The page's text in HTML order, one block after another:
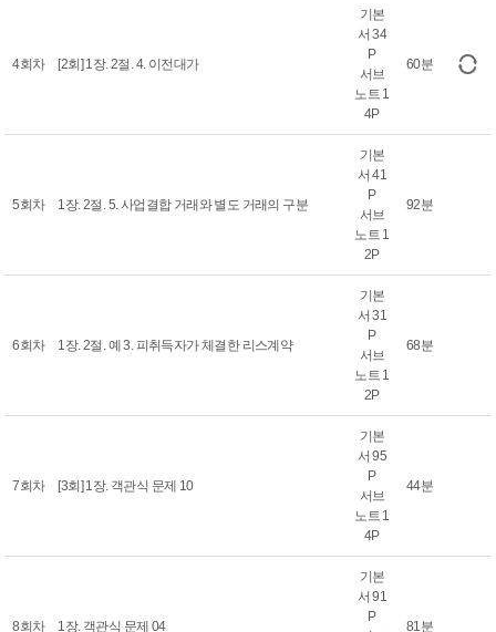
4회차 [2회] 1장. 2절. 4. 이전대가
기본
서 34
P
서브
노트 1
4P
60분
5회차 1장. 2절. 5. 사업결합 거래와 별도 거래의 구분
기본
서 41
P
서브
노트 1
2P
92분
6회차 1장. 2절. 예 3. 피취득자가 체결한 리스계약
기본
서 31
P
서브
노트 1
2P
68분
7회차 [3회] 1장. 객관식 문제 10
기본
서 95
P
서브
노트 1
4P
44분
8회차 1장. 객관식 문제 04
기본
서 91
P
81분